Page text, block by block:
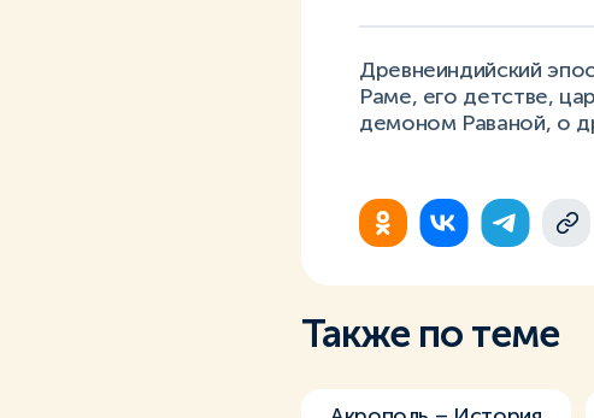
Древнеиндийский
Раме, его детстве,
демоном Раваной, о
Также по теме